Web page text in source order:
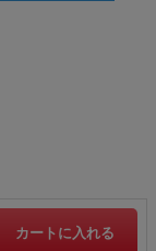
カートに入れる